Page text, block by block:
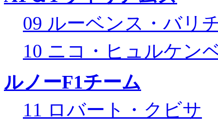
09 ルーベンス・バリ
10 ニコ・ヒュルケン
ルノーF1チーム
11 ロバート・クビサ